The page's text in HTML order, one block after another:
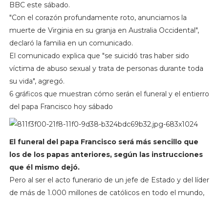
BBC este sábado.
"Con el corazón profundamente roto, anunciamos la
muerte de Virginia en su granja en Australia Occidental",
declaró la familia en un comunicado.
El comunicado explica que "se suicidó tras haber sido
víctima de abuso sexual y trata de personas durante toda
su vida", agregó.
6 gráficos que muestran cómo serán el funeral y el entierro
del papa Francisco hoy sábado
El funeral del papa Francisco será más sencillo que
los de los papas anteriores, según las instrucciones
que él mismo dejó.
Pero al ser el acto funerario de un jefe de Estado y del líder
de más de 1.000 millones de católicos en todo el mundo,